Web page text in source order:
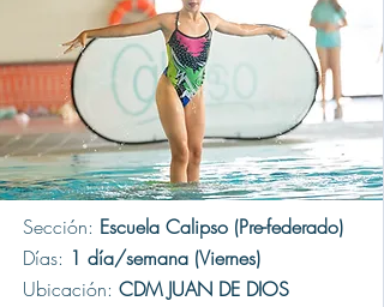
Sección: Escuela Calipso (Pre-federado)
Días: 1 día/semana (Viernes)
Ubicación: CDM JUAN DE DIOS